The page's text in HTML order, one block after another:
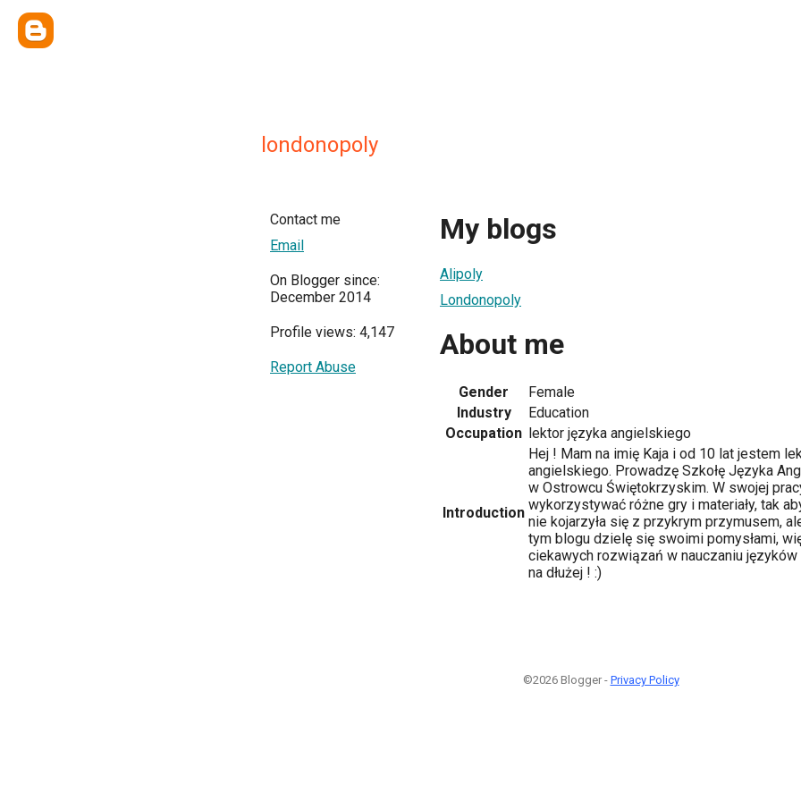
londonopoly
Contact me
Email
On Blogger since:
December 2014
Profile views: 4,147
Report Abuse
My blogs
Alipoly
Londonopoly
About me
Gender
Female
Industry
Education
Occupation lektor języka angielskiego
Introduction
Hej ! Mam na imię Kaja i od 10 lat jestem
angielskiego. Prowadzę Szkołę Języka
w Ostrowcu Świętokrzyskim. W swojej
wykorzystywać różne gry i materiały, tak
nie kojarzyła się z przykrym przymusem,
tym blogu dzielę się swoimi pomysłami,
ciekawych rozwiązań w nauczaniu
na dłużej ! :)
©2026 Blogger - Privacy Policy